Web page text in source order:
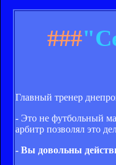
###
Главный тренер
- Это не футбольный
арбитр позволял это
- Вы довольны